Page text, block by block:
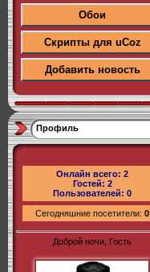
Обои
Скрипты для uCoz
Добавить новость
Профиль
Онлайн всего: 2
Гостей: 2
Пользователей: 0
Сегодняшние посетители: 0
Доброй ночи, Гость